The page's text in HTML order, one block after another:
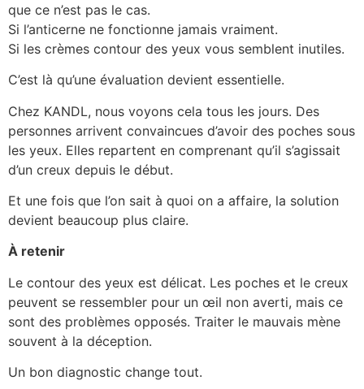
que ce n’est pas le cas.
Si l’anticerne ne fonctionne jamais vraiment.
Si les crèmes contour des yeux vous semblent inutiles.
C’est là qu’une évaluation devient essentielle.
Chez KANDL, nous voyons cela tous les jours. Des
personnes arrivent convaincues d’avoir des poches sous
les yeux. Elles repartent en comprenant qu’il s’agissait
d’un creux depuis le début.
Et une fois que l’on sait à quoi on a affaire, la solution
devient beaucoup plus claire.
À retenir
Le contour des yeux est délicat. Les poches et le creux
peuvent se ressembler pour un œil non averti, mais ce
sont des problèmes opposés. Traiter le mauvais mène
souvent à la déception.
Un bon diagnostic change tout.